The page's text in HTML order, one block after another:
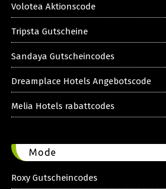
Volotea Aktionscode
Tripsta Gutscheine
Sandaya Gutscheincodes
Dreamplace Hotels Angebotscode
Melia Hotels rabattcodes
Mode
Roxy Gutscheincodes